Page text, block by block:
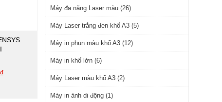
Máy đa năng Laser màu (26)
Máy Laser trắng đen khổ A3 (5)
Máy in phun màu khổ A3 (12)
Máy in khổ lớn (6)
Máy Laser màu khổ A3 (2)
Máy in ảnh di động (1)